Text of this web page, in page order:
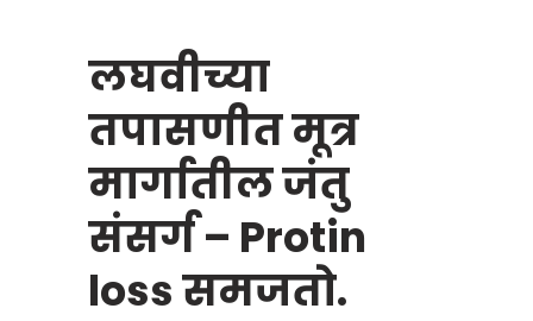
लघवीच्या
तपासणीत मूत्र
मार्गातील जंतु
संसर्ग – Protin
loss समजतो.